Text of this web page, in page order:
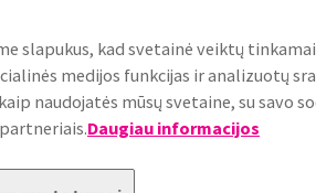
slapukus, kad svetainė veiktų
medijos funkcijas ir analizuotų
naudojatės mūsų svetaine, su savo
Daugiau informacijos